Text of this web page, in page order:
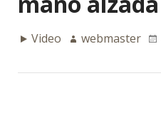
Video webmaster